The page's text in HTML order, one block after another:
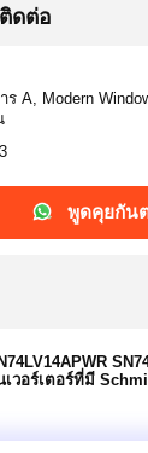
ดต่อ
A, Modern
พูดคุยกัน
เวอร์เตอร์ที่มี